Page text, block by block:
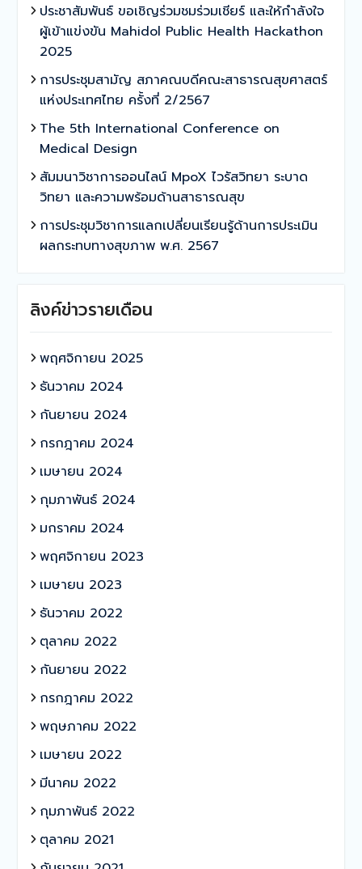
ประชาสัมพันธ์ ขอเชิญร่วมชมร่วมเชียร์ และให้กำลังใจ
ผู้เข้าแข่งขัน Mahidol Public Health Hackathon
2025
การประชุมสามัญ สภาคณบดีคณะสาธารณสุขศาสตร์
แห่งประเทศไทย ครั้งที่ 2/2567
The 5th International Conference on
Medical Design
สัมมนาวิชาการออนไลน์ MpoX ไวรัสวิทยา ระบาด
วิทยา และความพร้อมด้านสาธารณสุข
การประชุมวิชาการแลกเปลี่ยนเรียนรู้ด้านการประเมิน
ผลกระทบทางสุขภาพ พ.ศ. 2567
ลิงค์ข่าวรายเดือน
พฤศจิกายน 2025
ธันวาคม 2024
กันยายน 2024
กรกฎาคม 2024
เมษายน 2024
กุมภาพันธ์ 2024
มกราคม 2024
พฤศจิกายน 2023
เมษายน 2023
ธันวาคม 2022
ตุลาคม 2022
กันยายน 2022
กรกฎาคม 2022
พฤษภาคม 2022
เมษายน 2022
มีนาคม 2022
กุมภาพันธ์ 2022
ตุลาคม 2021